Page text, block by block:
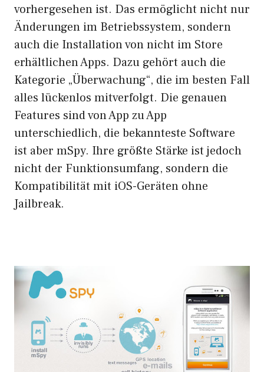
vorhergesehen ist. Das ermöglicht nicht nur
Änderungen im Betriebssystem, sondern
auch die Installation von nicht im Store
erhältlichen Apps. Dazu gehört auch die
Kategorie „Überwachung“, die im besten Fall
alles lückenlos mitverfolgt. Die genauen
Features sind von App zu App
unterschiedlich, die bekannteste Software
ist aber mSpy. Ihre größte Stärke ist jedoch
nicht der Funktionsumfang, sondern die
Kompatibilität mit iOS-Geräten ohne
Jailbreak.